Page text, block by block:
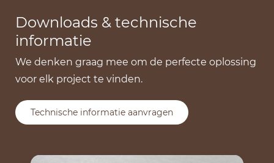
Downloads & technische
informatie
We denken graag mee om de perfecte oplossing
voor elk project te vinden.
Technische informatie aanvragen